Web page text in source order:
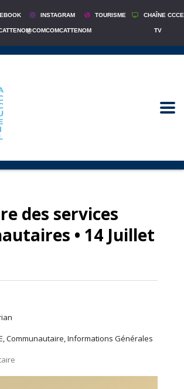
INSTAGRAM
@COMCOMCATTENOM
TOURISME CHAÎNE CCCE
TV
des services
• 14 Juillet
Communautaire, Informations Générales